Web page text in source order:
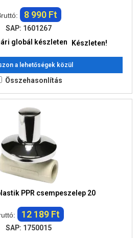
8 990 Ft
SAP: 1601267
Készleten!
a lehetőségek közül
Összehasonlítás
PPR csempeszelep 20
12 189 Ft
SAP: 1750015